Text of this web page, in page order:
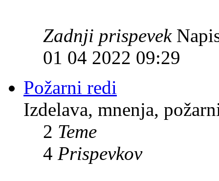
Zadnji prispevek
01 04 2022 09:29
Požarni redi
Izdelava, mnenja,
2 Teme
4 Prispevkov